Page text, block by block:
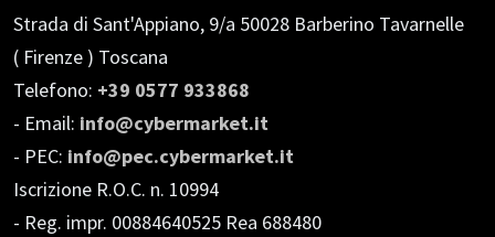
Strada di Sant'Appiano, 9/a 50028 Barberino Tavarnelle
( Firenze ) Toscana
Telefono: +39 0577 933868
- Email: info@cybermarket.it
- PEC: info@pec.cybermarket.it
Iscrizione R.O.C. n. 10994
- Reg. impr. 00884640525 Rea 688480